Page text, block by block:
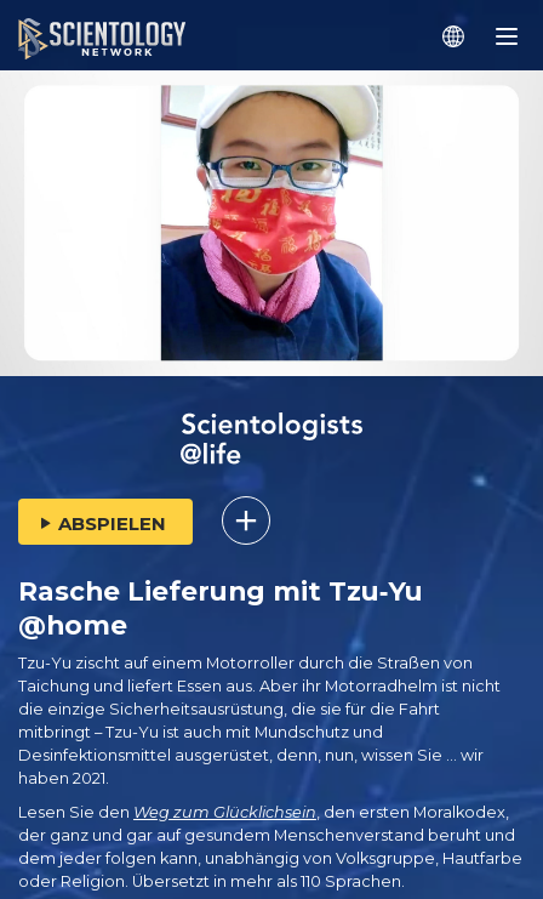
ABSPIELEN
Rasche Lieferung mit Tzu‑Yu
@home
Tzu-Yu zischt auf einem Motorroller durch die Straßen von
Taichung und liefert Essen aus. Aber ihr Motorradhelm ist nicht
die einzige Sicherheitsausrüstung, die sie für die Fahrt
mitbringt – Tzu-Yu ist auch mit Mundschutz und
Desinfektionsmittel ausgerüstet, denn, nun, wissen Sie … wir
haben 2021.
Lesen Sie den Weg zum Glücklichsein, den ersten Moralkodex,
der ganz und gar auf gesundem Menschenverstand beruht und
dem jeder folgen kann, unabhängig von Volksgruppe, Hautfarbe
oder Religion. Übersetzt in mehr als 110 Sprachen.